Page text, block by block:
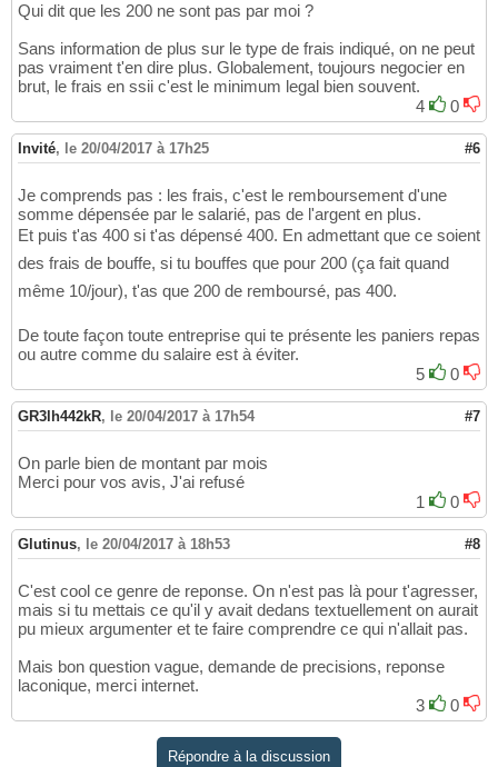
Qui dit que les 200 ne sont pas par moi ?
Sans information de plus sur le type de frais indiqué, on ne peut
pas vraiment t'en dire plus. Globalement, toujours negocier en
brut, le frais en ssii c'est le minimum legal bien souvent.
4
0
Invité, le 20/04/2017 à 17h25 #6
Je comprends pas : les frais, c'est le remboursement d'une
somme dépensée par le salarié, pas de l'argent en plus.
Et puis t'as 400 si t'as dépensé 400. En admettant que ce soient
des frais de bouffe, si tu bouffes que pour 200 (ça fait quand
même 10/jour), t'as que 200 de remboursé, pas 400.
De toute façon toute entreprise qui te présente les paniers repas
ou autre comme du salaire est à éviter.
5
0
GR3lh442kR, le 20/04/2017 à 17h54 #7
On parle bien de montant par mois
Merci pour vos avis, J'ai refusé
1
0
Glutinus, le 20/04/2017 à 18h53 #8
C'est cool ce genre de reponse. On n'est pas là pour t'agresser,
mais si tu mettais ce qu'il y avait dedans textuellement on aurait
pu mieux argumenter et te faire comprendre ce qui n'allait pas.
Mais bon question vague, demande de precisions, reponse
laconique, merci internet.
3
0
Répondre à la discussion